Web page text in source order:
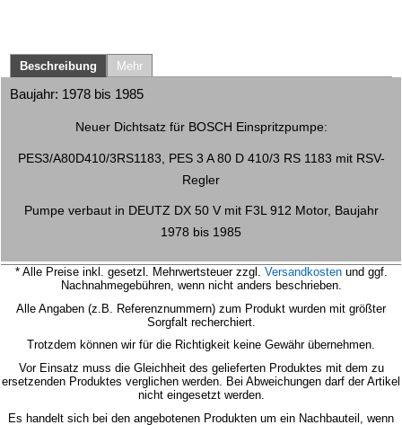
Beschreibung Mehr
Baujahr: 1978 bis 1985
Neuer Dichtsatz für BOSCH Einspritzpumpe:
PES3/A80D410/3RS1183, PES 3 A 80 D 410/3 RS 1183 mit RSV-
Regler
Pumpe verbaut in DEUTZ DX 50 V mit F3L 912 Motor, Baujahr
1978 bis 1985
* Alle Preise inkl. gesetzl. Mehrwertsteuer zzgl. Versandkostenund ggf.
Nachnahmegebühren, wenn nicht anders beschrieben.
Alle Angaben (z.B. Referenznummern) zum Produkt wurden mit größter
Sorgfalt recherchiert.
Trotzdem können wir für die Richtigkeit keine Gewähr übernehmen.
Vor Einsatz muss die Gleichheit des gelieferten Produktes mit dem zu
ersetzenden Produktes verglichen werden.
Bei Abweichungen darf der Artikel
nicht eingesetzt werden.
Es handelt sich bei den angebotenen Produkten um ein Nachbauteil, wenn